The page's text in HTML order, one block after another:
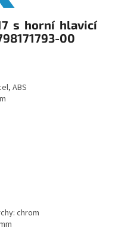
s horní hlavicí
00
ABS
chrom